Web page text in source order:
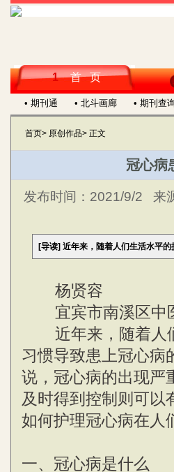
1 首 页
• 期刊通 • 北斗画廊 • 期刊查
首页> 原创作品> 正文
冠心病
发布时间： 2021/9/2 来
[导读] 近年来，随着人们生活水平
杨贤容
宜宾市南溪区中
近年来，随着人们
习惯导致患上冠心病
说，冠心病的出现严
及时得到控制则可以
如何护理冠心病在人
一、冠心病是什么